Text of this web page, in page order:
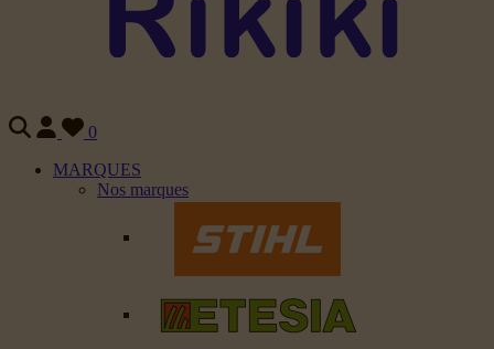
0
MARQUES
Nos marques